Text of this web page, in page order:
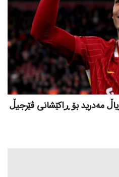
مەدرید بۆ ڕاکێشانی ڤێرجیڵ